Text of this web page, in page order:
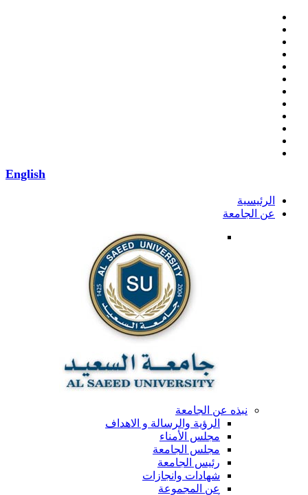
English
الرئيسية
عن الجامعة
نبذه عن الجامعة
الرؤية والرسالة و الاهداف
مجلس الأمناء
مجلس الجامعة
رئيس الجامعة
شهادات وانجازات
عن المجموعة